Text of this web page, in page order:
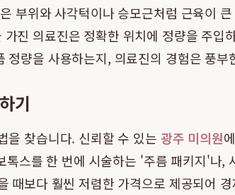
부위와 사각턱이나 승모근처럼 근육이
진 의료진은 정확한 위치에 정량을 주
량을 사용하는지, 의료진의 경험은 풍부
기
을 찾습니다. 신뢰할 수 있는 광주 미의원
스를 한 번에 시술하는 '주름 패키지'나,
보다 훨씬 저렴한 가격으로 제공되어